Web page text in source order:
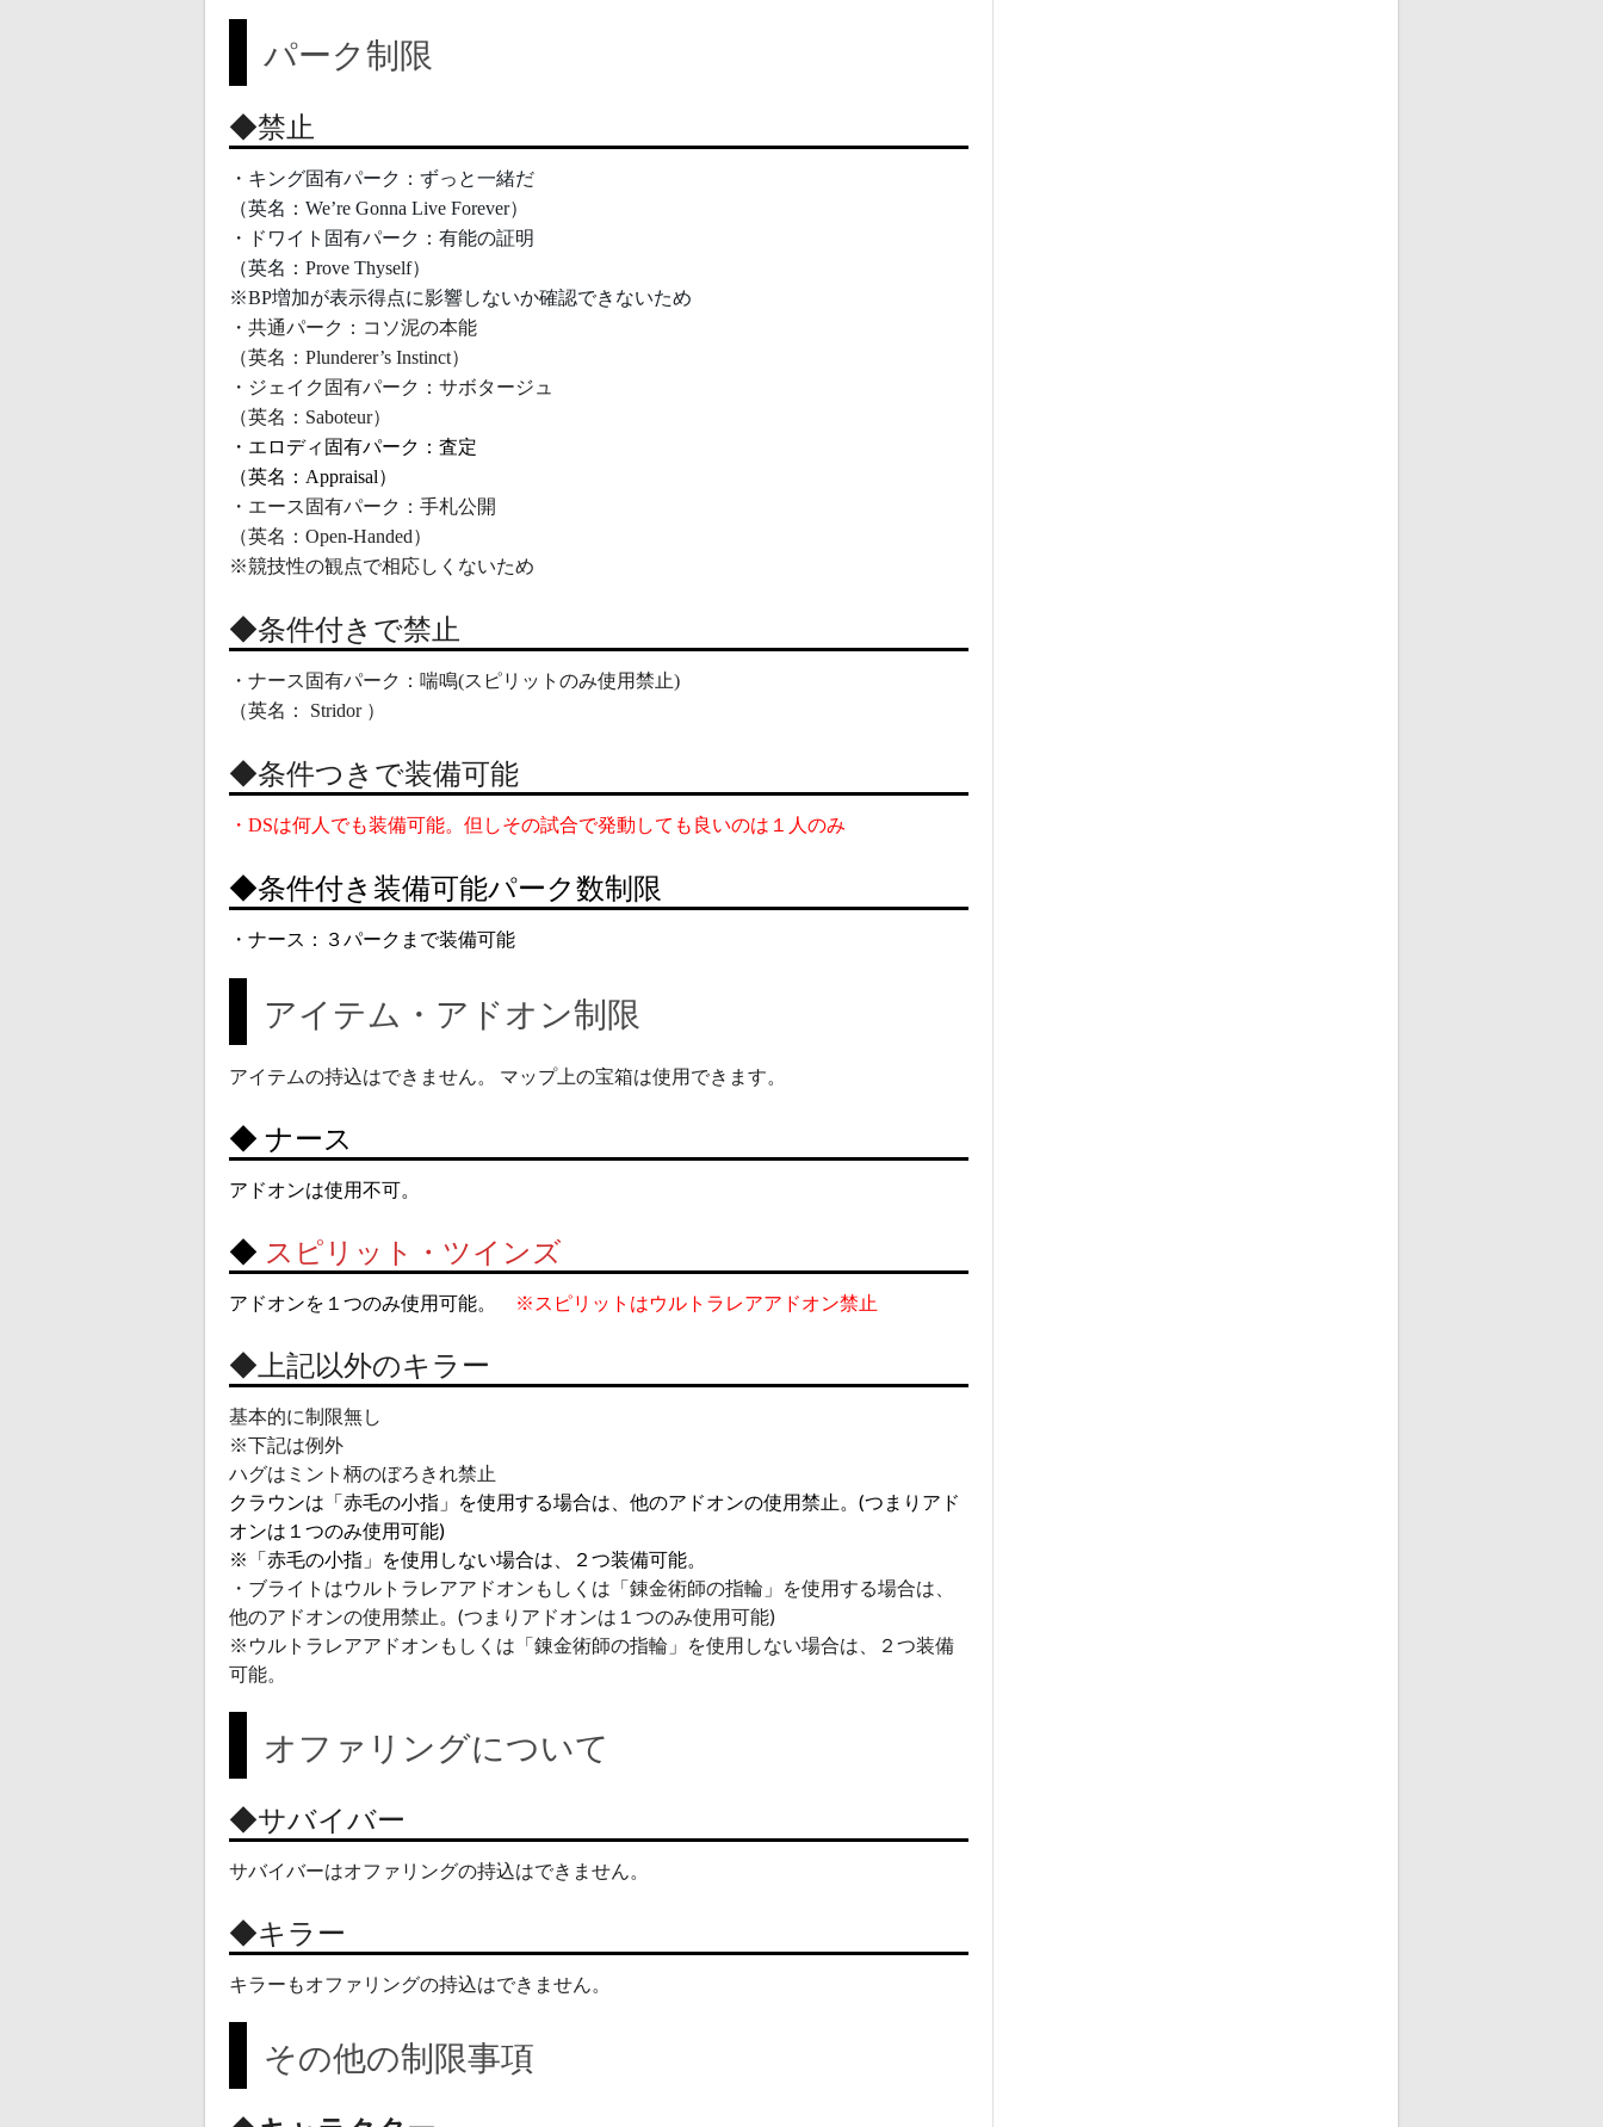
パーク制限
◆禁止
・キング固有パーク：ずっと一緒だ
（英名：We’re Gonna Live Forever）
・ドワイト固有パーク：有能の証明
（英名：Prove Thyself）
※BP増加が表示得点に影響しないか確認できないため
・共通パーク：コソ泥の本能
（英名：Plunderer’s Instinct）
・ジェイク固有パーク：サボタージュ
（英名：Saboteur）
・エロディ固有パーク：査定
（英名：Appraisal）
・エース固有パーク：手札公開
（英名：Open-Handed）
※競技性の観点で相応しくないため
◆条件付きで禁止
・ナース固有パーク：喘鳴(スピリットのみ使用禁止)
（英名： Stridor ）
◆条件つきで装備可能
・DSは何人でも装備可能。但しその試合で発動しても良いのは１人のみ
◆条件付き装備可能パーク数制限
・ナース：３パークまで装備可能
アイテム・アドオン制限
アイテムの持込はできません。 マップ上の宝箱は使用できます。
◆ ナース
アドオンは使用不可。
◆ スピリット ・ツインズ
アドオンを１つのみ使用可能。 ※スピリットはウルトラレアアドオン禁止
◆上記以外のキラー
基本的に制限無し
※下記は例外
ハグはミント柄のぼろきれ禁止
クラウンは「赤毛の小指」を使用する場合は、他のアドオンの使用禁止。(つまりアド
オンは１つのみ使用可能)
※「赤毛の小指」を使用しない場合は、２つ装備可能。
・ブライトはウルトラレアアドオンもしくは「錬金術師の指輪」を使用する場合は、
他のアドオンの使用禁止。(つまりアドオンは１つのみ使用可能)
※ウルトラレアアドオンもしくは「錬金術師の指輪」を使用しない場合は、２つ装備
可能。
オファリングについて
◆サバイバー
サバイバーはオファリングの持込はできません。
◆キラー
キラーもオファリングの持込はできません。
その他の制限事項